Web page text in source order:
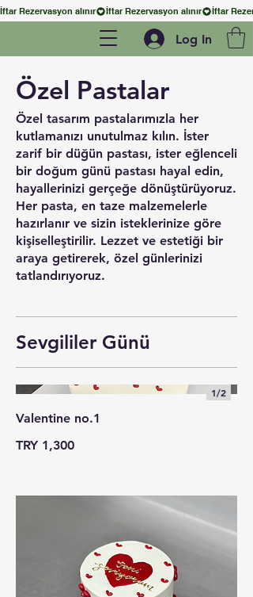
Log In
İftar Rezervasyon alınır
Özel Pastalar
Özel tasarım pastalarımızla her
kutlamanızı unutulmaz kılın. İster
zarif bir düğün pastası, ister eğlenceli
bir doğum günü pastası hayal edin,
hayallerinizi gerçeğe dönüştürüyoruz.
Her pasta, en taze malzemelerle
hazırlanır ve sizin isteklerinize göre
kişiselleştirilir. Lezzet ve estetiği bir
araya getirerek, özel günlerinizi
tatlandırıyoruz.
Sevgililer Günü
Valentine no.1
TRY 1,300
1/2